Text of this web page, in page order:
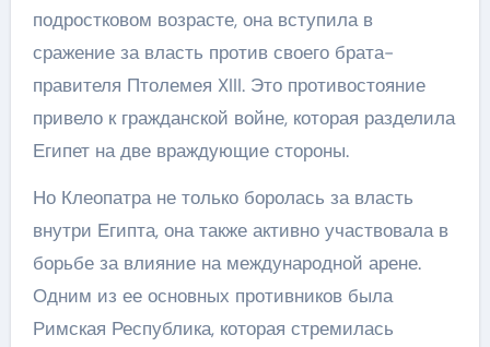
подростковом возрасте, она вступила в
сражение за власть против своего брата-
правителя Птолемея XIII. Это противостояние
привело к гражданской войне, которая разделила
Египет на две враждующие стороны.
Но Клеопатра не только боролась за власть
внутри Египта, она также активно участвовала в
борьбе за влияние на международной арене.
Одним из ее основных противников была
Римская Республика, которая стремилась